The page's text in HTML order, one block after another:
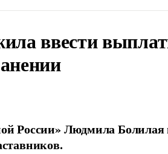
ввести
России» Людмила